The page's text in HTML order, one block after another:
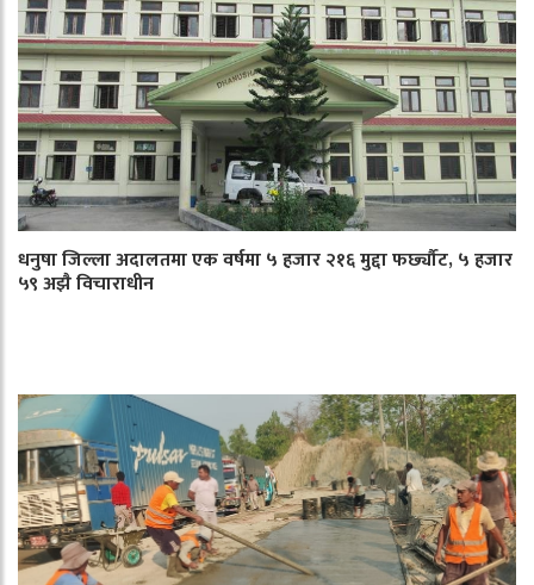
धनुषा जिल्ला अदालतमा एक वर्षमा ५ हजार २१६ मुद्दा फर्छ्यौट, ५ हजार
५९ अझै विचाराधीन